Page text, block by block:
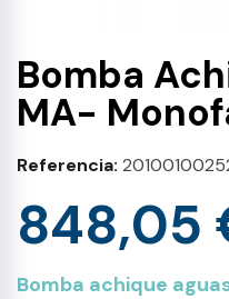
Bomba
MA-
Referencia
848,05
Bomba achique